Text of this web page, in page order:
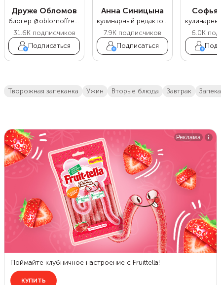
Друже Обломов
блогер @oblomoffrecipe
31.6Kподписчиков
Подписаться
Анна Синицына
кулинарный редактор Food.ru
7.9K подписчиков
Подписаться
Софья
6.0K
творожная запеканка ужин вторые блюда завтрак